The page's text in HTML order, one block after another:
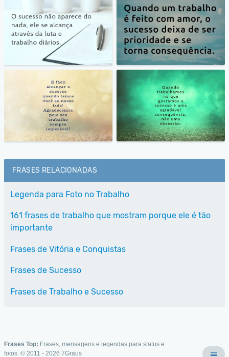
FRASES RELACIONADAS
Legenda para Foto no Trabalho
161 frases de trabalho que mostram porque ele é tão
importante
Frases de Vitória e Conquistas
Frases de Sucesso
Frases de Trabalho e Sucesso
Frases Top: Frases, mensagens e legendas para status e
fotos. © 2011 - 2026 7Graus